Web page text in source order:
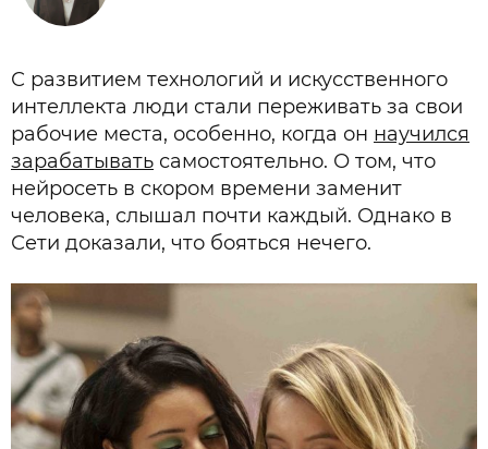
С развитием технологий и искусственного
интеллекта люди стали переживать за свои
рабочие места, особенно, когда он научился
зарабатывать самостоятельно. О том, что
нейросеть в скором времени заменит
человека, слышал почти каждый. Однако в
Сети доказали, что бояться нечего.